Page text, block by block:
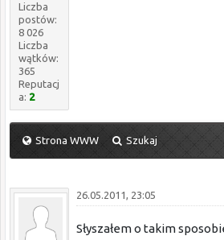
Liczba
postów:
8 026
Liczba
wątków:
365
Reputacj
a: 2
Strona WWW Szukaj
26.05.2011, 23:05
Słyszałem o takim